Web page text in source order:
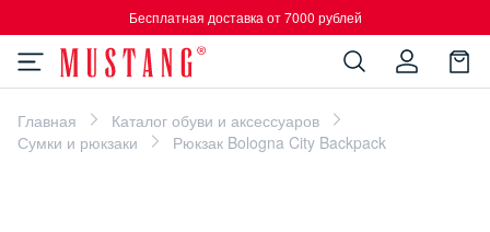
Бесплатная доставка от 7000 рублей
Главная
Каталог обуви и аксессуаров
Сумки и рюкзаки
Рюкзак Bologna City Backpack